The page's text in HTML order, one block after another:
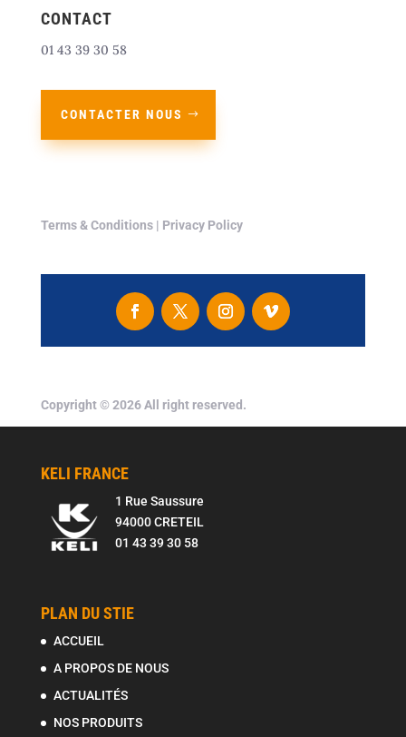
CONTACT
01 43 39 30 58
CONTACTER NOUS
Terms & Conditions| Privacy Policy
Copyright © 2026 All right reserved.
KELI FRANCE
1 Rue Saussure
94000 CRETEIL
01 43 39 30 58
PLAN DU STIE
ACCUEIL
A PROPOS DE NOUS
ACTUALITÉS
NOS PRODUITS